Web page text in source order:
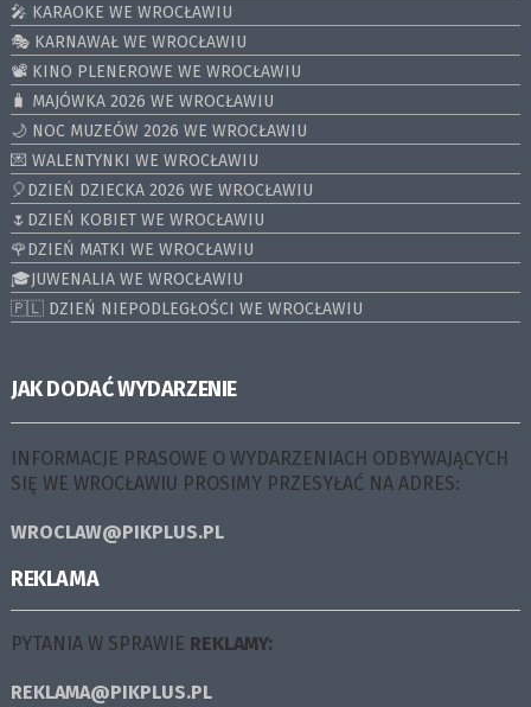
🎤 KARAOKE WE WROCŁAWIU
🎭 KARNAWAŁ WE WROCŁAWIU
📽️ KINO PLENEROWE WE WROCŁAWIU
🧳 MAJÓWKA 2026 WE WROCŁAWIU
🌙 NOC MUZEÓW 2026 WE WROCŁAWIU
💌 WALENTYNKI WE WROCŁAWIU
🎈DZIEŃ DZIECKA 2026 WE WROCŁAWIU
🌷DZIEŃ KOBIET WE WROCŁAWIU
🌹DZIEŃ MATKI WE WROCŁAWIU
🎓JUWENALIA WE WROCŁAWIU
🇵🇱 DZIEŃ NIEPODLEGŁOŚCI WE WROCŁAWIU
JAK DODAĆ WYDARZENIE
INFORMACJE PRASOWE O WYDARZENIACH ODBYWAJĄCYCH
SIĘ WE WROCŁAWIU PROSIMY PRZESYŁAĆ NA ADRES:
WROCLAW@PIKPLUS.PL
REKLAMA
PYTANIA W SPRAWIE REKLAMY:
REKLAMA@PIKPLUS.PL